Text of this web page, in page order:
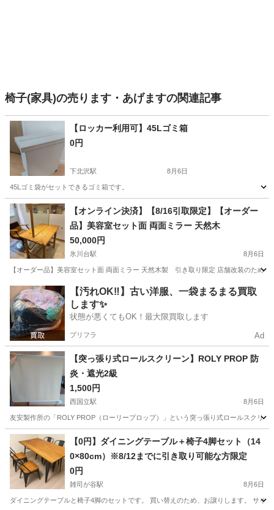
椅子(家具)の売ります・あげますの関連記事
【ロッカー利用可】45Lゴミ箱
0円
下北沢駅 8月6日
45Lゴミ袋がセットできるゴミ箱です。
東京 世田谷区 下北沢駅 インテリア雑貨/小物
【オンライン決済】【8/16引取限定】【オーダー
品】美容室セット面 両面ミラー 天然木
50,000円
氷川台駅 8月6日
【オーダー品】美容室セット面 両面ミラー 天然木製 引き取り限定 店舗改装のため
東京 練馬区 氷川台駅 ミラー/鏡
【汚れOK‼️】古い洋服、一袋まるまる買取
します✨
状態が悪くてもOK！最大限買取します
プリフラ Ad
【突っ張り式ロールスクリーン】ROLY PROP 防
炎・遮光2級
1,500円
西国立駅 8月6日
友安製作所の「ROLY PROP（ローリープロップ）」という突っ張り式ロールスクリ
東京 立川市 西国立駅 カーテン、ブラインド
【0円】ダイニングテーブル＋椅子4脚セット（14
0×80cm）※8/12までに引き取り可能な方限定
0円
雑司が谷駅 8月6日
ダイニングテーブルと椅子4脚のセットです。 買い替えのため、お譲りします。 サイ